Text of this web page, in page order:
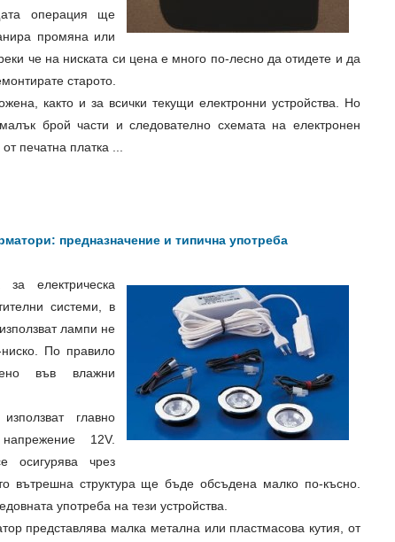
операция ще
промяна или
че на ниската си цена е много по-лесно да отидете и да
старото.
както и за всички текущи електронни устройства. Но
брой части и следователно схемата на електронен
печатна платка
предназначение и типична употреба
електрическа
системи, в
лампи не
По правило
във влажни
главно
12V.
осигурява чрез
вътрешна структура ще бъде обсъдена малко по-късно.
употреба на тези устройства.
представлява малка метална или пластмасова кутия, от